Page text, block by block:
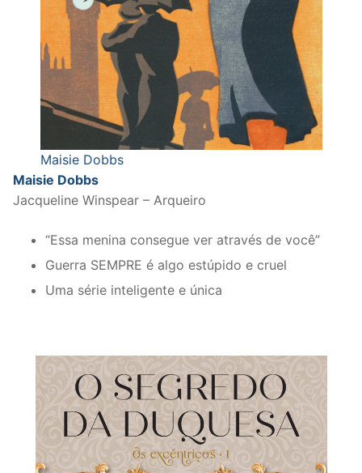
Maisie Dobbs
Maisie Dobbs
Jacqueline Winspear – Arqueiro
“Essa menina consegue ver através de você”
Guerra SEMPRE é algo estúpido e cruel
Uma série inteligente e única